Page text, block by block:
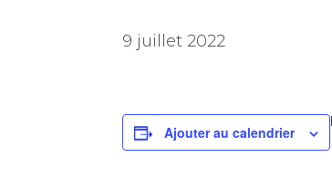
9 juillet 2022
Ajouter au calendrier